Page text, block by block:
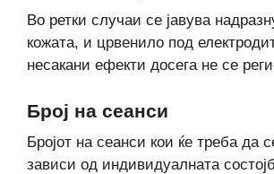
Во ретки случаи се јавува
кожата, и црвенило под
несакани ефекти досега не се
Број на сеанси
Бројот на сеанси кои ќе треба да
зависи од индивидуалната